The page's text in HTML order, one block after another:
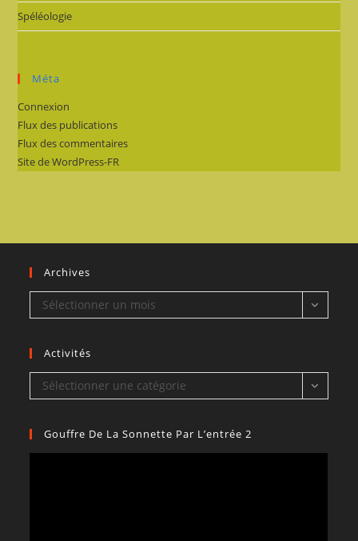
Spéléologie
Méta
Connexion
Flux des publications
Flux des commentaires
Site de WordPress-FR
Archives
Archives
Sélectionner un mois
Activités
Activités
Sélectionner une catégorie
Gouffre De La Sonnette Par L’entrée 2